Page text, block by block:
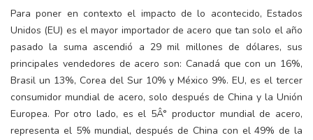
Para poner en contexto el impacto de lo acontecido, Estados
Unidos (EU) es el mayor importador de acero que tan solo el año
pasado la suma ascendió a 29 mil millones de dólares, sus
principales vendedores de acero son: Canadá que con un 16%,
Brasil un 13%, Corea del Sur 10% y México 9%. EU, es el tercer
consumidor mundial de acero, solo después de China y la Unión
Europea. Por otro lado, es el 5Â° productor mundial de acero,
representa el 5% mundial, después de China con el 49% de la